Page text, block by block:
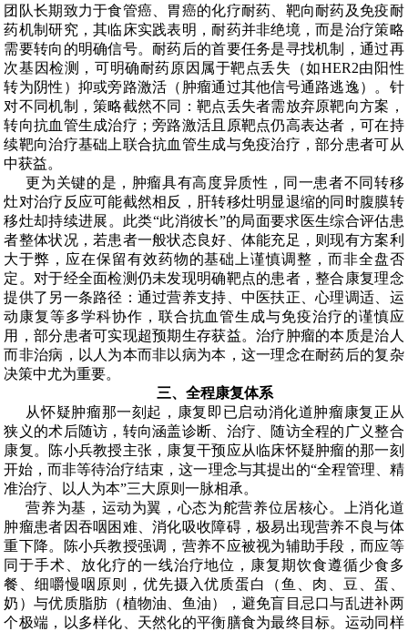
团队长期致力于食管癌、胃癌的化疗耐药、靶向耐药及免疫耐
药机制研究，其临床实践表明，耐药并非绝境，而是治疗策略
需要转向的明确信号。耐药后的首要任务是寻找机制，通过再
次基因检测，可明确耐药原因属于靶点丢失（如HER2由阳性
转为阴性）抑或旁路激活（肿瘤通过其他信号通路逃逸）。针
对不同机制，策略截然不同：靶点丢失者需放弃原靶向方案，
转向抗血管生成治疗；旁路激活且原靶点仍高表达者，可在持
续靶向治疗基础上联合抗血管生成与免疫治疗，部分患者可从
中获益。
更为关键的是，肿瘤具有高度异质性 ，同一患者不同转移
灶对治疗反应可能截然相反，肝转移灶明显退缩的同时腹膜转
移灶却持续进展。此类“此消彼长”的局面要求医生综合评估患
者整体状况，若患者一般状态良好、体能充足，则现有方案利
大于弊，应在保留有效药物的基础上谨慎调整，而非全盘否
定。对于经全面检测仍未发现明确靶点的患者，整合康复理念
提供了另一条路径：通过营养支持、中医扶正、心理调适、运
动康复等多学科协作，联合抗血管生成与免疫治疗的谨慎应
用，部分患者可实现超预期生存获益。治疗肿瘤的本质是治人
而非治病，以人为本而非以病为本 ，这一理念在耐药后的复杂
决策中尤为重要。
三、全程康复体系
从怀疑肿瘤那一刻起，康复即已启动消化道肿瘤康复正从
狭义的术后随访，转向涵盖诊断、治疗、随访全程的广义整合
康复。陈小兵教授主张，康复干预应从临床怀疑肿瘤的那一刻
开始，而非等待治疗结束，这一理念与其提出的“全程管理、精
准治疗、以人为本”三大原则一脉相承。
营养为基，运动为翼，心态为舵营养位居核心。上消化道
肿瘤患者因吞咽困难、消化吸收障碍，极易出现营养不良与体
重下降。陈小兵教授强调，营养不应被视为辅助手段，而应等
同于手术、放化疗的一线治疗地位，康复期饮食遵循少食多
餐、细嚼慢咽原则，优先摄入优质蛋白（鱼、肉、豆、蛋、
奶）与优质脂肪（植物油、鱼油）， 避免盲目忌口与乱进补两
个极端 ，以多样化、天然化的平衡膳食为最终目标。运动同样